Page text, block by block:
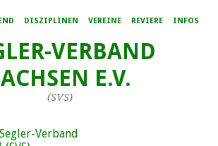
DISZIPLINEN VEREINE REVIERE INFOS
VERBAND
E.V.
(SVS)